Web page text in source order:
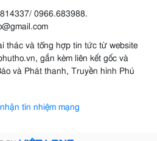
0966.683988.
thác và tổng hợp tin tức từ website
gắn kèm liên kết gốc và
và Phát thanh, Truyền hình Phú